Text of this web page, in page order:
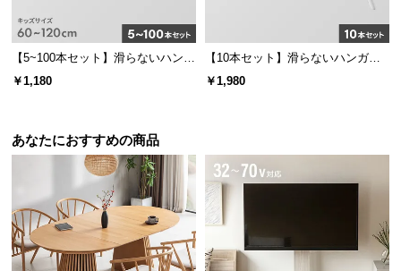
約
に
つ
様
サ
ポ
【5~100本セット】滑らないハンガ
ー キッズサイズ
￥1,180
【10本セット】滑らないハンガー
固定フック
￥1,980
あなたにおすすめの商品